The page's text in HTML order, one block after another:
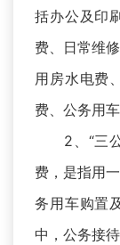
括办公及印
费、日常维
用房水电费
费、公务用
2、“三公”
费，是指用
务用车购置
中，公务接